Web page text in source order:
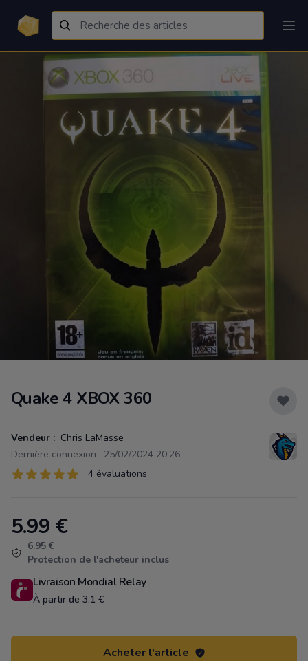
Quake 4 XBOX 360
Vendeur : Chris LaMasse
Dernière connexion : 25/02/2024 20:26
Évaluations
4 sur 5 étoiles 4 évaluations
Product information
5.99 €
6.95 €
Protection de l'acheteur inclus
Livraison Mondial Relay
À partir de 3.1 €
Acheter l'article